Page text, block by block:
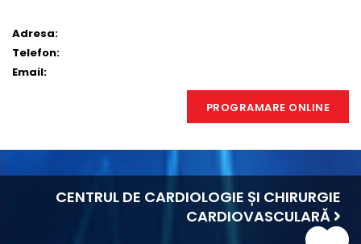
Adresa:
Telefon:
Email:
PROGRAMARE ONLINE
CENTRUL DE CARDIOLOGIE ȘI CHIRURGIE
CARDIOVASCULARĂ